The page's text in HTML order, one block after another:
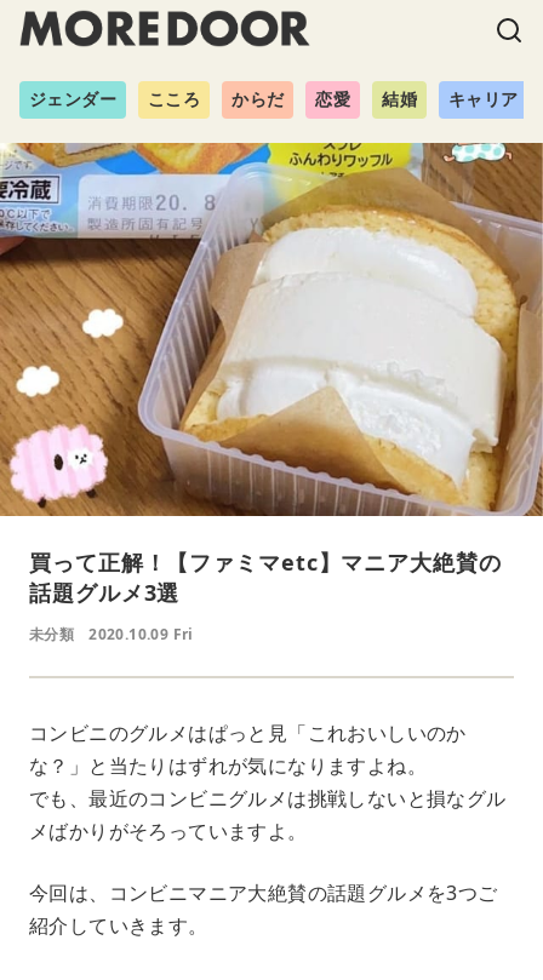
ジェンダー こころ からだ 恋愛 結婚 キャリア
買って正解！【ファミマetc】マニア大絶賛の
話題グルメ3選
未分類 2020.10.09 Fri
コンビニのグルメはぱっと見「これおいしいのか
な？」と当たりはずれが気になりますよね。
でも、最近のコンビニグルメは挑戦しないと損なグル
メばかりがそろっていますよ。
今回は、コンビニマニア大絶賛の話題グルメを3つご
紹介していきます。